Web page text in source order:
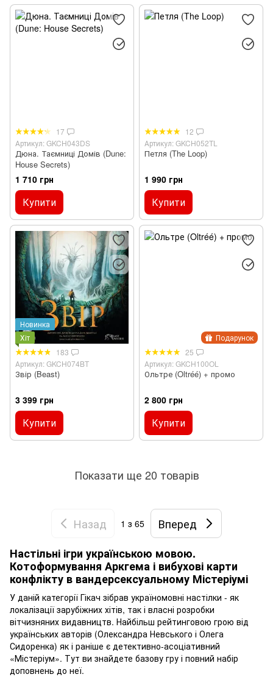
17
Артикул: GKCH043DS
Дюна. Таємниці Домів (Dune:
House Secrets)
1 710 грн
Купити
12
Артикул: GKCH052TL
Петля (The Loop)
1 990 грн
Купити
Новинка
Хіт
183
Артикул: GKCH074BT
Звір (Beast)
3 399 грн
Купити
Подарунок
25
Артикул: GKCH100OL
Ольтре (Oltréé) + промо
2 800 грн
Купити
Показати ще 20 товарів
Назад 1 з 65
Вперед
Настільні ігри українською мовою.
Котоформування Аркгема і вибухові карти
конфлікту в вандерсексуальному Містеріумі
У даній категорії Гікач зібрав україномовні настілки - як
локалізації зарубіжних хітів, так і власні розробки
вітчизняних видавництв. Найбільш рейтинговою грою від
українських авторів (Олександра Невського і Олега
Сидоренка) як і раніше є детективно-асоціативний
«Містеріум». Тут ви знайдете базову гру і повний набір
доповнень до неї.